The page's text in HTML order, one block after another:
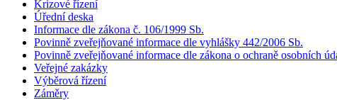
Krizové řízení
Úřední deska
Informace dle zákona č. 106/1999 Sb.
Povinně zveřejňované informace dle vyhlášky 442/2006 Sb.
Povinně zveřejňované informace dle zákona o ochraně osobních
Veřejné zakázky
Výběrová řízení
Záměry